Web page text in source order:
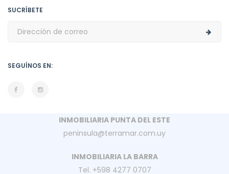
SUCRÍBETE
SEGUÍNOS EN:
INMOBILIARIA PUNTA DEL ESTE
peninsula@terramar.com.uy
INMOBILIARIA LA BARRA
Tel. +598 4277 0707